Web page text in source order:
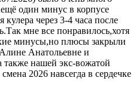
один минус в корпусе
через 3-4 часа после
мне все понравилось,хотя
минусы,но плюсы закрыли
Анатольевне и
нашей экс-вожатой
2026 навсегда в сердечке